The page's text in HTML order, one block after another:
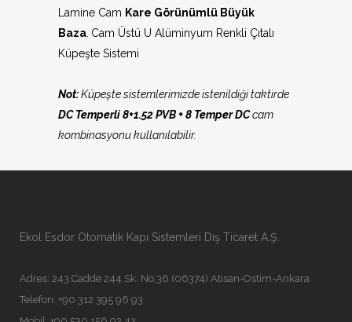
Lamine Cam Kare Görünümlü Büyük
Baza. Cam Üstü U Alüminyum Renkli Çıtalı
Küpeşte Sistemi
Not:Küpeşte sistemlerimizde istenildiği taktirde
DC Temperli 8+1.52 PVB + 8 Temper DCcam
kombinasyonu kullanılabilir.
Ekol Esdor Otomatik Kapı Sistemleri Dış Ticaret A.Ş.
Adres: 243.Cadde 244.Sk. No:36 (06374) Atisan-Ostim-Ankara
Telefon: +90 312 395 96 93